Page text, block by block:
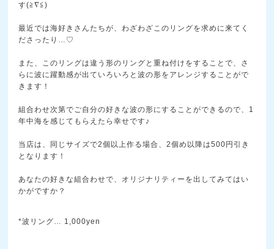
す(≧∇≦)
最近では海好きさんたちが、わざわざこのリングを求めに来てく
ださったり…♡
また、このリングは違う形のリングと重ね付けをすることで、さ
らに波に躍動感が出ていろいろと波の形をアレンジすることがで
きます！
組合わせ次第でご自分の好きな波の形にすることができるので、1
年中海を感じてもらえたら幸せです♪
当店は、同じサイズで2個以上作る場合、2個め以降は500円引き
となります！
あなたの好きな組合わせで、オリジナリティーを出してみてはい
かがですか？
*波リング… 1,000yen